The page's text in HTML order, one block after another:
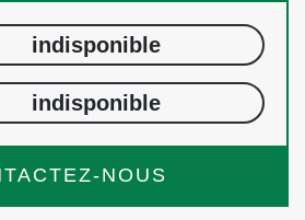
indisponible
indisponible
NOUS